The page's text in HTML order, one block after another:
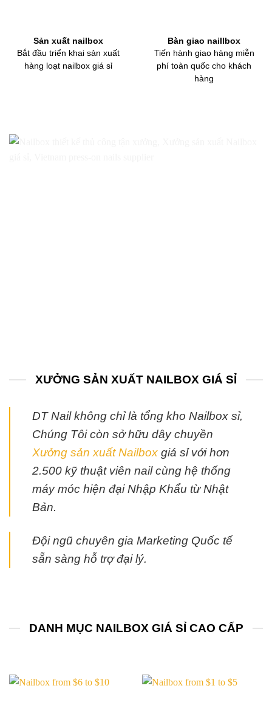
Sản xuất nailbox
Bắt đầu triển khai sản xuất
hàng loạt nailbox giá sỉ
Bàn giao naillbox
Tiến hành giao hàng miễn
phí toàn quốc cho khách
hàng
XƯỞNG SẢN XUẤT NAILBOX GIÁ SỈ
DT Nail không chỉ là tổng kho Nailbox sỉ,
Chúng Tôi còn sở hữu dây chuyền
Xưởng sản xuất Nailbox giá sỉ với hơn
2.500 kỹ thuật viên nail cùng hệ thống
máy móc hiện đại Nhập Khẩu từ Nhật
Bản.
Đội ngũ chuyên gia Marketing Quốc tế
sẵn sàng hỗ trợ đại lý.
DANH MỤC NAILBOX GIÁ SỈ CAO CẤP